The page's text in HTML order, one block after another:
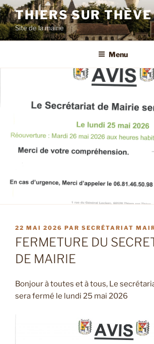
Aller
au
contenu
principal
THIERS SUR THÈVE
Site de la mairie
Menu
PUBLIÉ
LE
22 MAI 2026 PAR SECRÉTARIAT
FERMETURE DU
DE MAIRIE
Bonjour à toutes et à tous, Le
sera fermé le lundi 25 mai 2026